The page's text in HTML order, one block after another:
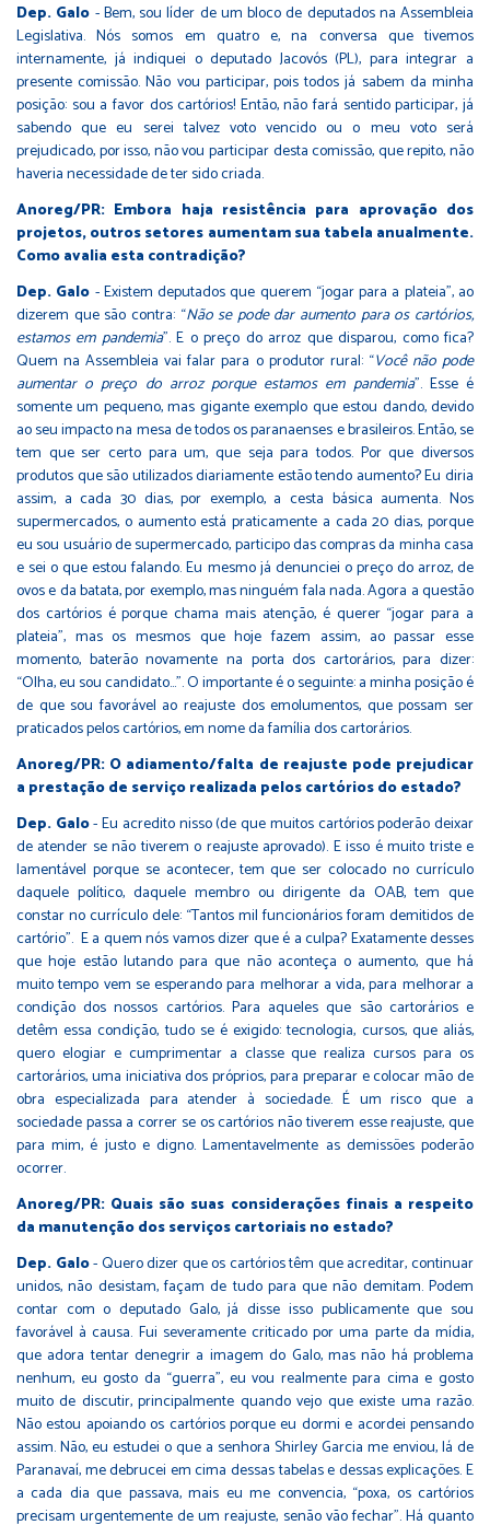
Dep. Galo - Bem, sou líder de um bloco de deputados na Assembleia
Legislativa. Nós somos em quatro e, na conversa que tivemos
internamente, já indiquei o deputado Jacovós (PL), para integrar a
presente comissão. Não vou participar, pois todos já sabem da minha
posição: sou a favor dos cartórios! Então, não fará sentido participar, já
sabendo que eu serei talvez voto vencido ou o meu voto será
prejudicado, por isso, não vou participar desta comissão, que repito, não
haveria necessidade de ter sido criada.
Anoreg/PR: Embora haja resistência para aprovação dos
projetos, outros setores aumentam sua tabela anualmente.
Como avalia esta contradição?
Dep. Galo - Existem deputados que querem “jogar para a plateia”, ao
dizerem que são contra: “Não se pode dar aumento para os cartórios,
estamos em pandemia”. E o preço do arroz que disparou, como fica?
Quem na Assembleia vai falar para o produtor rural: “Você não pode
aumentar o preço do arroz porque estamos em pandemia”. Esse é
somente um pequeno, mas gigante exemplo que estou dando, devido
ao seu impacto na mesa de todos os paranaenses e brasileiros. Então, se
tem que ser certo para um, que seja para todos. Por que diversos
produtos que são utilizados diariamente estão tendo aumento? Eu diria
assim, a cada 30 dias, por exemplo, a cesta básica aumenta. Nos
supermercados, o aumento está praticamente a cada 20 dias, porque
eu sou usuário de supermercado, participo das compras da minha casa
e sei o que estou falando. Eu mesmo já denunciei o preço do arroz, de
ovos e da batata, por exemplo, mas ninguém fala nada. Agora a questão
dos cartórios é porque chama mais atenção, é querer “jogar para a
plateia”, mas os mesmos que hoje fazem assim, ao passar esse
momento, baterão novamente na porta dos cartorários, para dizer:
“Olha, eu sou candidato...”. O importante é o seguinte: a minha posição é
de que sou favorável ao reajuste dos emolumentos, que possam ser
praticados pelos cartórios, em nome da família dos cartorários.
Anoreg/PR: O adiamento/falta de reajuste pode prejudicar
a prestação de serviço realizada pelos cartórios do estado?
Dep. Galo- Eu acredito nisso (de que muitos cartórios poderão deixar
de atender se não tiverem o reajuste aprovado). E isso é muito triste e
lamentável porque se acontecer, tem que ser colocado no currículo
daquele político, daquele membro ou dirigente da OAB, tem que
constar no currículo dele: “Tantos mil funcionários foram demitidos de
cartório”. E a quem nós vamos dizer que é a culpa? Exatamente desses
que hoje estão lutando para que não aconteça o aumento, que há
muito tempo vem se esperando para melhorar a vida, para melhorar a
condição dos nossos cartórios. Para aqueles que são cartorários e
detêm essa condição, tudo se é exigido: tecnologia, cursos, que aliás,
quero elogiar e cumprimentar a classe que realiza cursos para os
cartorários, uma iniciativa dos próprios, para preparar e colocar mão de
obra especializada para atender à sociedade. É um risco que a
sociedade passa a correr se os cartórios não tiverem esse reajuste, que
para mim, é justo e digno. Lamentavelmente as demissões poderão
ocorrer.
Anoreg/PR: Quais são suas considerações finais a respeito
da manutenção dos serviços cartoriais no estado?
Dep. Galo- Quero dizer que os cartórios têm que acreditar, continuar
unidos, não desistam, façam de tudo para que não demitam. Podem
contar com o deputado Galo, já disse isso publicamente que sou
favorável à causa. Fui severamente criticado por uma parte da mídia,
que adora tentar denegrir a imagem do Galo, mas não há problema
nenhum, eu gosto da “guerra”, eu vou realmente para cima e gosto
muito de discutir, principalmente quando vejo que existe uma razão.
Não estou apoiando os cartórios porque eu dormi e acordei pensando
assim. Não, eu estudei o que a senhora Shirley Garcia me enviou, lá de
Paranavaí, me debrucei em cima dessas tabelas e dessas explicações. E
a cada dia que passava, mais eu me convencia, “poxa, os cartórios
precisam urgentemente de um reajuste, senão vão fechar”. Há quanto